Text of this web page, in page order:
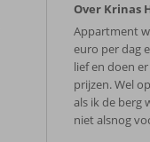
Over Krinas
Appartment
euro per dag
lief en doen
prijzen. Wel
als ik de berg
niet alsnog